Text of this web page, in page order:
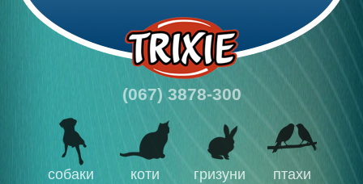
(067) 3878-300
собаки коти гризуни птахи